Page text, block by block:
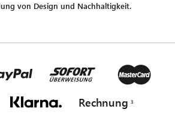
von Design und Nachhaltigkeit.
Rechnung